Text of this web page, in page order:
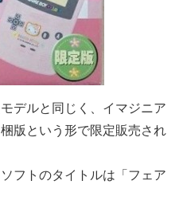
デルと同じく、イマジニア
版という形で限定販売され
フトのタイトルは「フェア